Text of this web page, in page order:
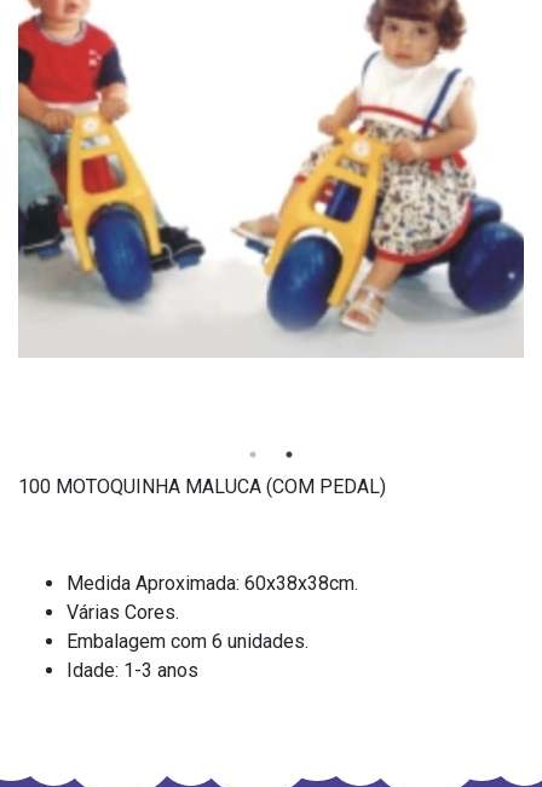
100 MOTOQUINHA MALUCA (COM PEDAL)
Medida Aproximada: 60x38x38cm.
Várias Cores.
Embalagem com 6 unidades.
Idade: 1-3 anos